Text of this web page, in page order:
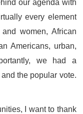
our agenda with
every element
women, African
Americans, urban,
we had a
the popular vote.
I want to thank